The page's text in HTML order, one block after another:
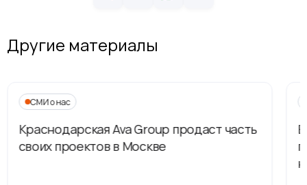
Другие материалы
СМИ о нас
Краснодарская Ava Group продаст часть
своих проектов в Москве